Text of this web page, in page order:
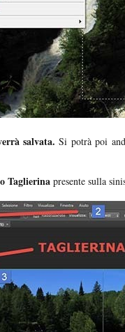
salvata. Si potrà poi
Taglierina presente sulla